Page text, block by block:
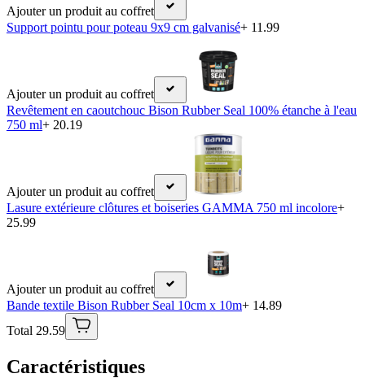
Ajouter un produit au coffret
Support pointu pour poteau 9x9 cm galvanisé+ 11.99
Ajouter un produit au coffret
Revêtement en caoutchouc Bison Rubber Seal 100% étanche à l'eau
750 ml+ 20.19
Ajouter un produit au coffret
Lasure extérieure clôtures et boiseries GAMMA 750 ml incolore+
25.99
Ajouter un produit au coffret
Bande textile Bison Rubber Seal 10cm x 10m+ 14.89
Total 29.59
Caractéristiques